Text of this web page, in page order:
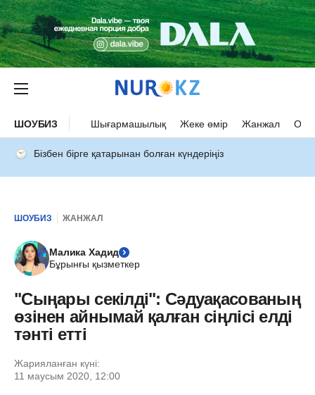
ШОУБИЗ Шығармашылық Жеке өмір Жанжал
Бізбен бірге қатарынан болған күндеріңіз
ШОУБИЗ ЖАНЖАЛ
Малика Хадид
Бұрынғы қызметкер
"Сыңары секілді": Сәдуақасованың
өзінен айнымай қалған сіңлісі елді
тәнті етті
Жарияланған күні:
11 маусым 2020, 12:00